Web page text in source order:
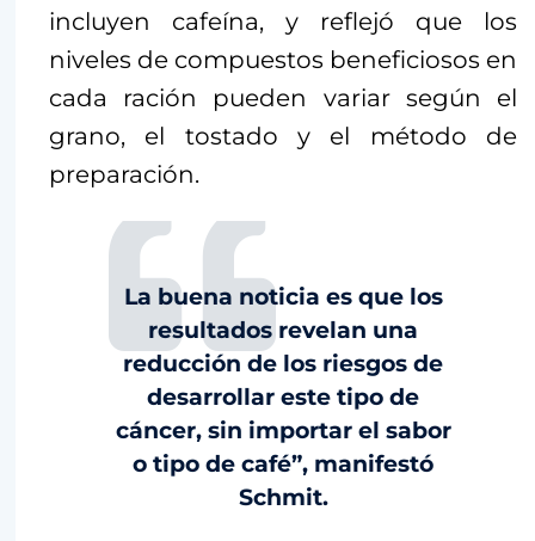
incluyen cafeína, y reflejó que los
niveles de compuestos beneficiosos en
cada ración pueden variar según el
grano, el tostado y el método de
preparación.
La buena noticia es que los
resultados revelan una
reducción de los riesgos de
desarrollar este tipo de
cáncer, sin importar el sabor
o tipo de café”, manifestó
Schmit.